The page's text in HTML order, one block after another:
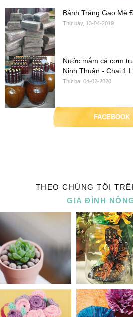
Bánh Tráng Gạo Mè
Thứ bảy, 13-04-2019
Nước mắm cá cơm
Ninh Thuận - Chai 1
Thứ ba, 04-02-2020
FACEBOOK
THEO CHÚNG TÔI
GIA ĐÌNH